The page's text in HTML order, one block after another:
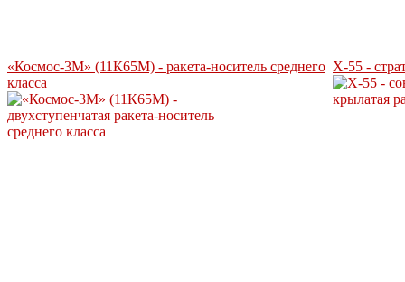
«Космос-3М» (11К65М) - ракета-носитель среднего
класса
Х-55 -